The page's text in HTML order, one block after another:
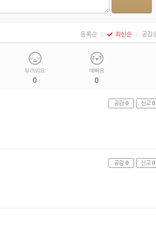
등록순 최신순 공감
부러워요
0
예뻐요
0
공감 0 신고 0
공감 0 신고 0